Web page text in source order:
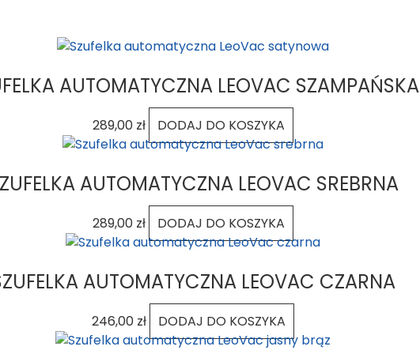
AUTOMATYCZNA LEOVAC SZAMPAŃSKA
289,00 zł DODAJ DO KOSZYKA
AUTOMATYCZNA LEOVAC SREBRNA
289,00 zł DODAJ DO KOSZYKA
AUTOMATYCZNA LEOVAC CZARNA
246,00 zł DODAJ DO KOSZYKA